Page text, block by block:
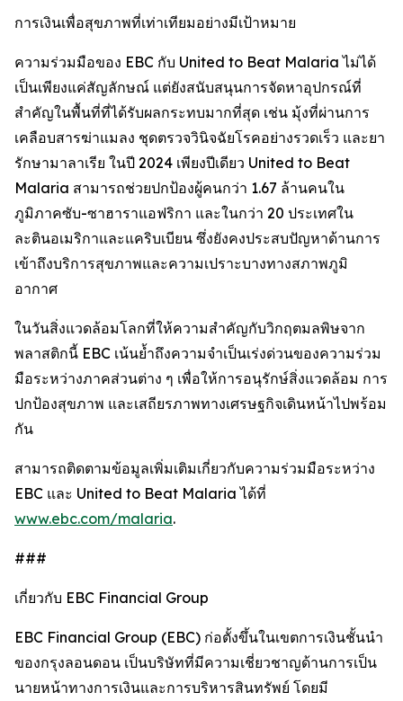
การเงินเพื่อสุขภาพที่เท่าเทียมอย่างมีเป้าหมาย
ความร่วมมือของ EBC กับ United to Beat Malaria ไม่ได้
เป็นเพียงแค่สัญลักษณ์ แต่ยังสนับสนุนการจัดหาอุปกรณ์ที่
สำคัญในพื้นที่ที่ได้รับผลกระทบมากที่สุด เช่น มุ้งที่ผ่านการ
เคลือบสารฆ่าแมลง ชุดตรวจวินิจฉัยโรคอย่างรวดเร็ว และยา
รักษามาลาเรีย ในปี 2024 เพียงปีเดียว United to Beat
Malaria สามารถช่วยปกป้องผู้คนกว่า 1.67 ล้านคนใน
ภูมิภาคซับ-ซาฮาราแอฟริกา และในกว่า 20 ประเทศใน
ละตินอเมริกาและแคริบเบียน ซึ่งยังคงประสบปัญหาด้านการ
เข้าถึงบริการสุขภาพและความเปราะบางทางสภาพภูมิ
อากาศ
ในวันสิ่งแวดล้อมโลกที่ให้ความสำคัญกับวิกฤตมลพิษจาก
พลาสติกนี้ EBC เน้นย้ำถึงความจำเป็นเร่งด่วนของความร่วม
มือระหว่างภาคส่วนต่าง ๆ เพื่อให้การอนุรักษ์สิ่งแวดล้อม การ
ปกป้องสุขภาพ และเสถียรภาพทางเศรษฐกิจเดินหน้าไปพร้อม
กัน
สามารถติดตามข้อมูลเพิ่มเติมเกี่ยวกับความร่วมมือระหว่าง
EBC และ United to Beat Malaria ได้ที่
www.ebc.com/malaria.
###
เกี่ยวกับ EBC Financial Group
EBC Financial Group (EBC) ก่อตั้งขึ้นในเขตการเงินชั้นนำ
ของกรุงลอนดอน เป็นบริษัทที่มีความเชี่ยวชาญด้านการเป็น
นายหน้าทางการเงินและการบริหารสินทรัพย์ โดยมี